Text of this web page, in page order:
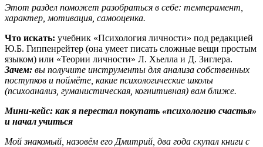
Этот раздел поможет разобраться в себе: темперамент,
характер, мотивация, самооценка.
Что искать: учебник «Психология личности» под редакцией
Ю.Б. Гиппенрейтер (она умеет писать сложные вещи простым
языком) или «Теории личности» Л. Хьелла и Д. Зиглера.
Зачем: вы получите инструменты для анализа собственных
поступков и поймёте, какие психологические школы
(психоанализ, гуманистическая, когнитивная) вам ближе.
Мини-кейс: как я перестал покупать «психологию счастья»
и начал учиться
Мой знакомый, назовём его Дмитрий, два года скупал книги с